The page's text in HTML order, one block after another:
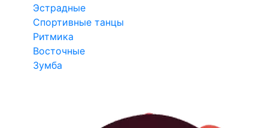
Эстрадные
Спортивные танцы
Ритмика
Восточные
Зумба